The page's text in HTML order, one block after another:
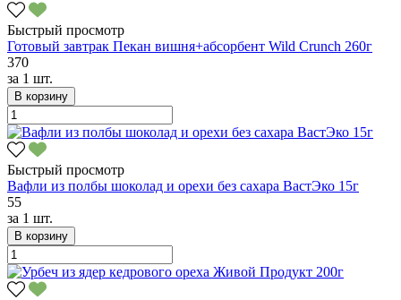
Быстрый просмотр
Готовый завтрак Пекан вишня+абсорбент Wild Crunch 260г
370
за 1 шт.
В корзину
Быстрый просмотр
Вафли из полбы шоколад и орехи без сахара ВастЭко 15г
55
за 1 шт.
В корзину